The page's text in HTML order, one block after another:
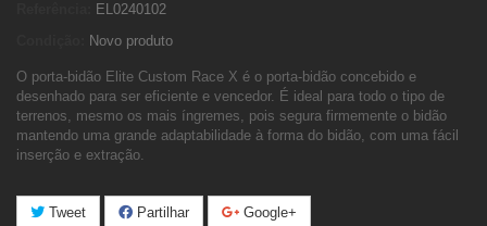
EL0240102
Novo produto
O porta-bidão Elite Custom Race X é o porta-bidão concebido e
desenhado para ser eficiente e vencedor. É ideal para todo o tipo de
terrenos, mesmo os mais íngremes, pois segura firmemente o bidão
mantendo uma grande adaptabilidade à forma do bidão, com uma fácil
inserção e extração.
Tweet Partilhar Google+